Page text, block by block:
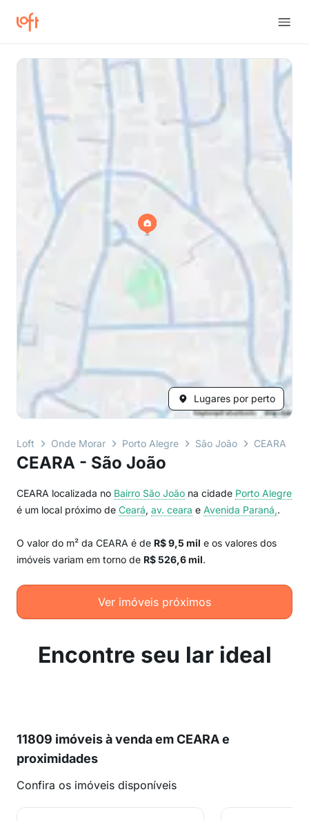
Lugares por perto
Loft Onde Morar Porto Alegre São João CEARA
CEARA - São João
CEARA localizada no Bairro São João na cidade Porto Alegre
é um local próximo de Ceará, av. ceara e Avenida Paraná,.
O valor do m² da CEARA é de R$ 9,5 mil e os valores dos
imóveis variam em torno de R$ 526,6 mil.
Ver imóveis próximos
Encontre seu lar ideal
11809 imóveis à venda em CEARA e
proximidades
Confira os imóveis disponíveis